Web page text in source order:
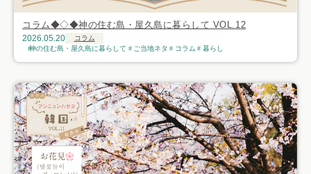
コラム◆◇◆神の住む島・屋久島に暮らして VOL.12
2026.05.20
コラム
神の住む島・屋久島に暮らして
ご当地ネタ コラム 暮らし